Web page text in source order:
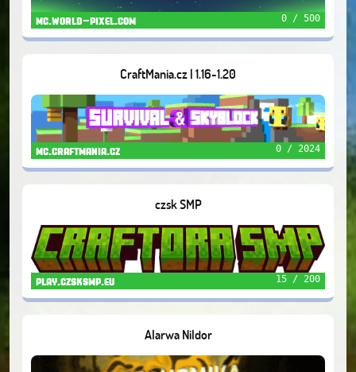
mc.world-pixel.com 0 / 500
CraftMania.cz | 1.16-1.20
mc.craftmania.cz 0 / 2024
czsk SMP
play.czsksmp.eu 15 / 200
Alarwa Nildor